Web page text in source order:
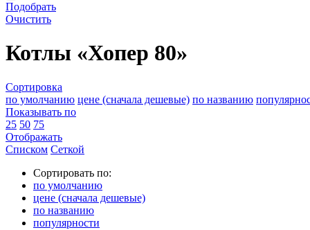
Подобрать
Очистить
Котлы «Хопер 80»
Сортировка
по умолчанию цене (сначала дешевые) по названию
Показывать по
25 50 75
Отображать
Списком Сеткой
Сортировать по:
по умолчанию
цене (сначала дешевые)
по названию
популярности